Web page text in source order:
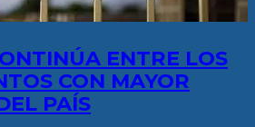
ENTRE LOS
CON MAYOR
PAÍS